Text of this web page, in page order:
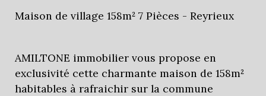
Maison de village 158m² 7 Pièces - Reyrieux
AMILTONE immobilier vous propose en
exclusivité cette charmante maison de 158m²
habitables à rafraichir sur la commune